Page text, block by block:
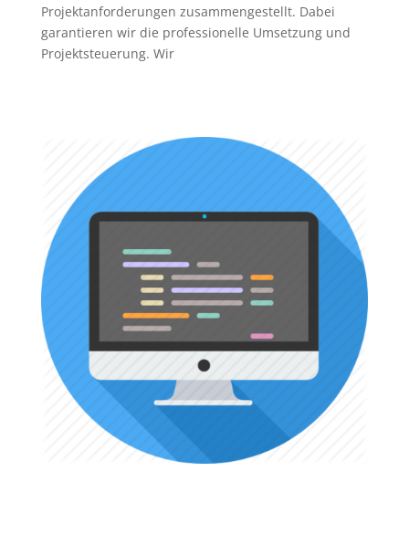
Projektanforderungen zusammengestellt. Dabei
garantieren wir die professionelle Umsetzung und
Projektsteuerung. Wir